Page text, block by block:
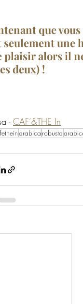
que vous
seulement
plaisir alors il
deux) !
- CAF’&THE In
arabica robusta